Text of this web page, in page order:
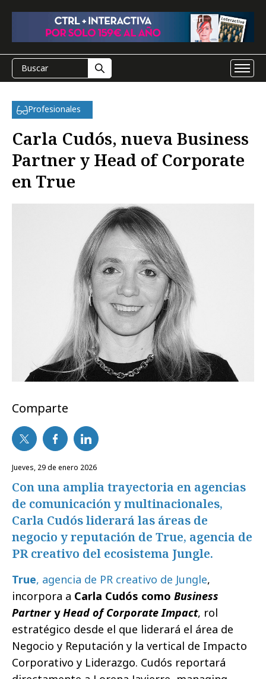
Profesionales
Carla Cudós, nueva Business
Partner y Head of Corporate
en True
Comparte
jueves, 29 de enero 2026
Con una amplia trayectoria en agencias
de comunicación y multinacionales,
Carla Cudós liderará las áreas de
negocio y reputación de True, agencia de
PR creativo del ecosistema Jungle.
True, agencia de PR creativo de Jungle,
incorpora a Carla Cudós como Business
PartneryHead of Corporate Impact, rol
estratégico desde el que liderará el área de
Negocio y Reputación y la vertical de Impacto
Corporativo y Liderazgo. Cudós reportará